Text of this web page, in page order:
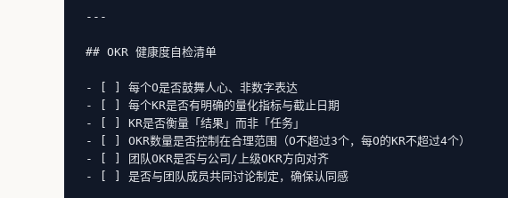
---
## OKR 健康度自检清单
- [ ] 每个O是否鼓舞人心、非数字表达
- [ ] 每个KR是否有明确的量化指标与截止日期
- [ ] KR是否衡量「结果」而非「任务」
- [ ] OKR数量是否控制在合理范围（O不超过3个，每O的KR不超过4个）
- [ ] 团队OKR是否与公司/上级OKR方向对齐
- [ ] 是否与团队成员共同讨论制定，确保认同感